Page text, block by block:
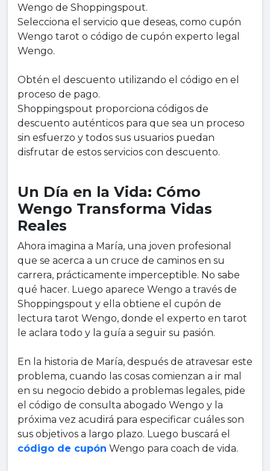
Wengo de Shoppingspout.
Selecciona el servicio que deseas, como cupón
Wengo tarot o código de cupón experto legal
Wengo.
Obtén el descuento utilizando el código en el
proceso de pago.
Shoppingspout proporciona códigos de
descuento auténticos para que sea un proceso
sin esfuerzo y todos sus usuarios puedan
disfrutar de estos servicios con descuento.
Un Día en la Vida: Cómo
Wengo Transforma Vidas
Reales
Ahora imagina a María, una joven profesional
que se acerca a un cruce de caminos en su
carrera, prácticamente imperceptible. No sabe
qué hacer. Luego aparece Wengo a través de
Shoppingspout y ella obtiene el cupón de
lectura tarot Wengo, donde el experto en tarot
le aclara todo y la guía a seguir su pasión.
En la historia de María, después de atravesar este
problema, cuando las cosas comienzan a ir mal
en su negocio debido a problemas legales, pide
el código de consulta abogado Wengo y la
próxima vez acudirá para especificar cuáles son
sus objetivos a largo plazo. Luego buscará el
código de cupón Wengo para coach de vida.